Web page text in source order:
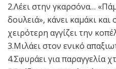
2.Λέει στην γκαρσόνα…
δουλειά», κάνει καμάκι και
χειρότερη αγγίζει την
3.Μιλάει στον ενικό
4.Σφυράει για παραγγελία